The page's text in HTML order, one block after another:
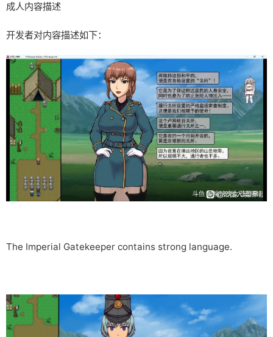
成人内容描述
开发者对内容描述如下：
The Imperial Gatekeeper contains strong language.